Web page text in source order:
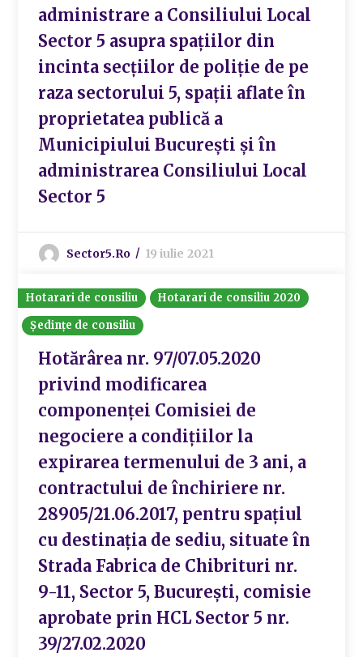
administrare a Consiliului Local
Sector 5 asupra spațiilor din
incinta secțiilor de poliție de pe
raza sectorului 5, spații aflate în
proprietatea publică a
Municipiului București și în
administrarea Consiliului Local
Sector 5
Sector5.ro 19 iulie 2021
Hotarari de consiliu
Hotarari de consiliu 2020
Ședințe de consiliu
Hotărârea nr. 97/07.05.2020
privind modificarea
componenței Comisiei de
negociere a condițiilor la
expirarea termenului de 3 ani, a
contractului de închiriere nr.
28905/21.06.2017, pentru spațiul
cu destinația de sediu, situate în
Strada Fabrica de Chibrituri nr.
9-11, Sector 5, București, comisie
aprobate prin HCL Sector 5 nr.
39/27.02.2020